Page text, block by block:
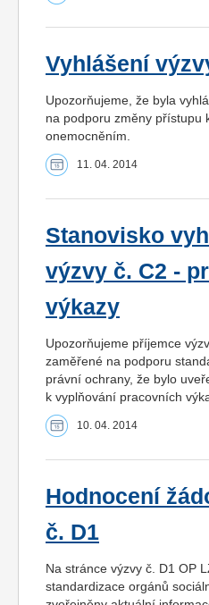
Vyhlášení
Upozorňujeme, že byla
na podporu změny přístupu
onemocněním.
11. 04. 2014
Stanovisko
výzvy č. C2 -
výkazy
Upozorňujeme příjemce
zaměřené na podporu
právní ochrany, že bylo
k vyplňování pracovních
10. 04. 2014
Hodnocení
č. D1
Na stránce výzvy č. D1 OP
standardizace orgánů